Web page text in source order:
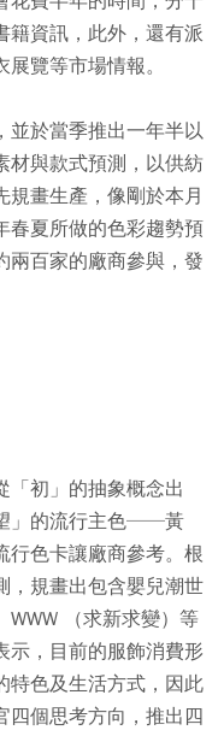
籍資訊，此外，還有派
覽等市場情報。
並於當季推出一年半以
材與款式預測，以供紡
畫生產，像剛於本月
春夏所做的色彩趨勢預
兩百家的廠商參與，發
「初」的抽象概念出
」的流行主色──黃
行色卡讓廠商參考。根
，規畫出包含嬰兒潮世
（求新求變）等
示，目前的服飾消費形
特色及生活方式，因此
四個思考方向，推出四